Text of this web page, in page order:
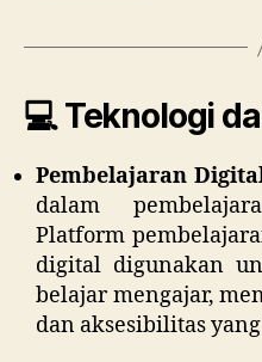
💻 Teknologi
Pembelajaran
dalam
Platform
digital digunakan
belajar mengajar,
dan aksesibilitas